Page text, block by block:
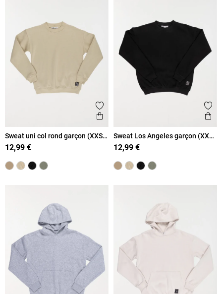
Ajouter aux favoris
Aperçu rapide
Sweat uni col rond garçon (XXS-
M)
12,99 €
Sweat Los Angeles garçon (XXS-
M)
12,99 €